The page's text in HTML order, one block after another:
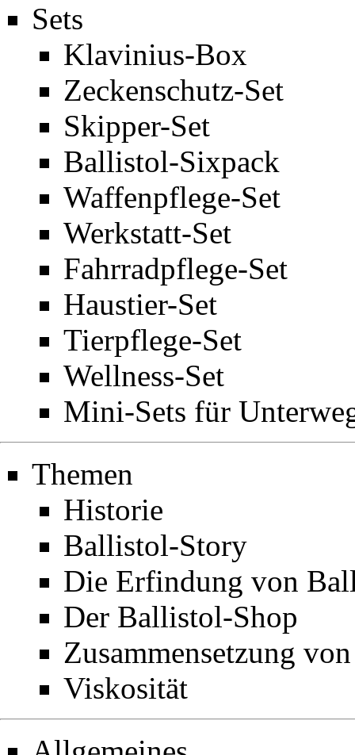
Sets
Klavinius-Box
Zeckenschutz-Set
Skipper-Set
Ballistol-Sixpack
Waffenpflege-Set
Werkstatt-Set
Fahrradpflege-Set
Haustier-Set
Tierpflege-Set
Wellness-Set
Mini-Sets für
Themen
Historie
Ballistol-Story
Die Erfindung von
Der Ballistol-Shop
Zusammensetzung
Viskosität